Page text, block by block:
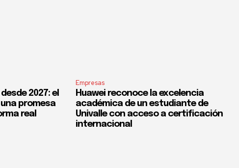
2027: el
promesa
real
Empresas
Huawei reconoce la excelencia
académica de un estudiante de
Univalle con acceso a certificación
internacional